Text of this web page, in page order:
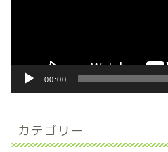
00:00
カテゴリー